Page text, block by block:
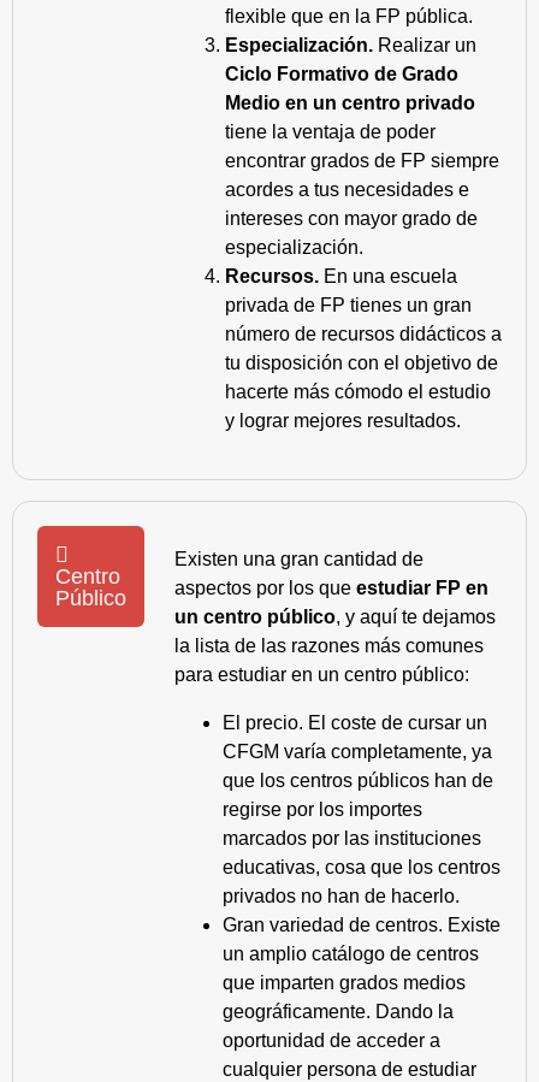
flexible que en la FP pública.
Especialización. Realizar un
Ciclo Formativo de Grado
Medio en un centro privado
tiene la ventaja de poder
encontrar grados de FP siempre
acordes a tus necesidades e
intereses con mayor grado de
especialización.
Recursos. En una escuela
privada de FP tienes un gran
número de recursos didácticos a
tu disposición con el objetivo de
hacerte más cómodo el estudio
y lograr mejores resultados.
Centro
Público
Existen una gran cantidad de
aspectos por los que estudiar FP en
un centro público, y aquí te dejamos
la lista de las razones más comunes
para estudiar en un centro público:
El precio. El coste de cursar un
CFGM varía completamente, ya
que los centros públicos han de
regirse por los importes
marcados por las instituciones
educativas, cosa que los centros
privados no han de hacerlo.
Gran variedad de centros. Existe
un amplio catálogo de centros
que imparten grados medios
geográficamente. Dando la
oportunidad de acceder a
cualquier persona de estudiar